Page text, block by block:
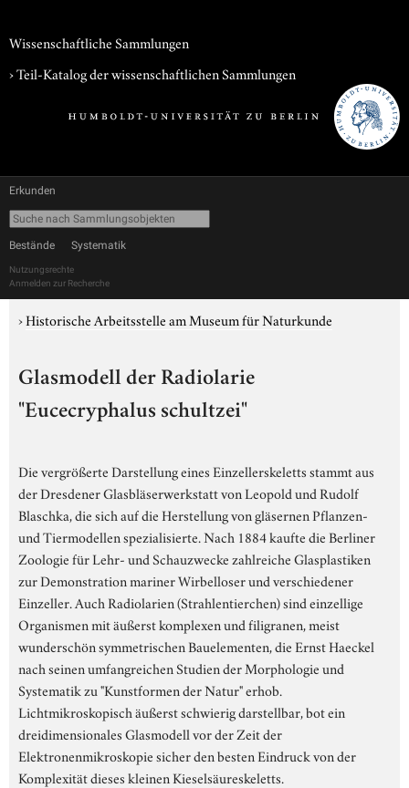
Wissenschaftliche Sammlungen
› Teil-Katalog der wissenschaftlichen Sammlungen
Erkunden
Bestände Systematik
Nutzungsrechte
Anmelden zur Recherche
›Historische Arbeitsstelle am Museum für Naturkunde
Glasmodell der Radiolarie
"Eucecryphalus schultzei"
Die vergrößerte Darstellung eines Einzellerskeletts stammt aus
der Dresdener Glasbläserwerkstatt von Leopold und Rudolf
Blaschka, die sich auf die Herstellung von gläsernen Pflanzen-
und Tiermodellen spezialisierte. Nach 1884 kaufte die Berliner
Zoologie für Lehr- und Schauzwecke zahlreiche Glasplastiken
zur Demonstration mariner Wirbelloser und verschiedener
Einzeller. Auch Radiolarien (Strahlentierchen) sind einzellige
Organismen mit äußerst komplexen und filigranen, meist
wunderschön symmetrischen Bauelementen, die Ernst Haeckel
nach seinen umfangreichen Studien der Morphologie und
Systematik zu "Kunstformen der Natur" erhob.
Lichtmikroskopisch äußerst schwierig darstellbar, bot ein
dreidimensionales Glasmodell vor der Zeit der
Elektronenmikroskopie sicher den besten Eindruck von der
Komplexität dieses kleinen Kieselsäureskeletts.